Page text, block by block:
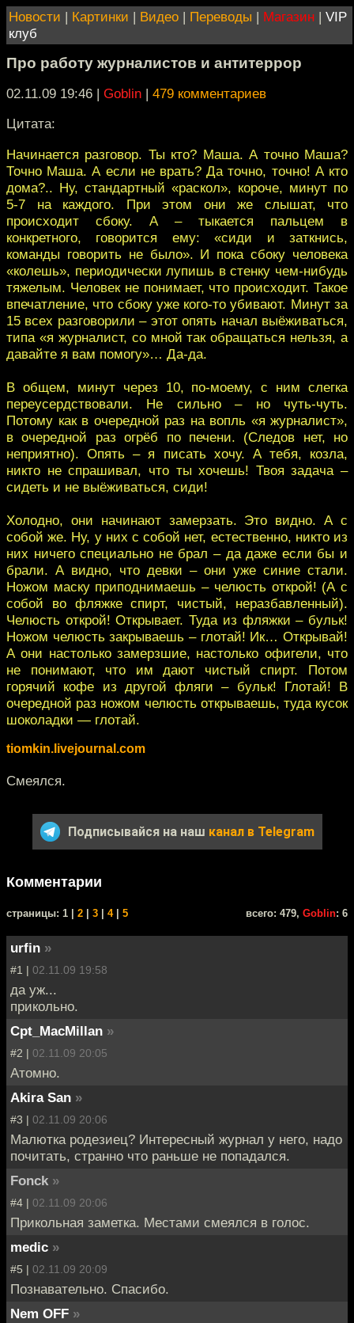
Новости | Картинки | Видео | Переводы | Магазин | VIP
клуб
Про работу журналистов и антитеррор
02.11.09 19:46 | Goblin | 479 комментариев
Цитата:
Начинается разговор. Ты кто? Маша. А точно Маша?
Точно Маша. А если не врать? Да точно, точно! А кто
дома?.. Ну, стандартный «раскол», короче, минут по
5-7 на каждого. При этом они же слышат, что
происходит сбоку. А – тыкается пальцем в
конкретного, говорится ему: «сиди и заткнись,
команды говорить не было». И пока сбоку человека
«колешь», периодически лупишь в стенку чем-нибудь
тяжелым. Человек не понимает, что происходит. Такое
впечатление, что сбоку уже кого-то убивают. Минут за
15 всех разговорили – этот опять начал выёживаться,
типа «я журналист, со мной так обращаться нельзя, а
давайте я вам помогу»… Да-да.
В общем, минут через 10, по-моему, с ним слегка
переусердствовали. Не сильно – но чуть-чуть.
Потому как в очередной раз на вопль «я журналист»,
в очередной раз огрёб по печени. (Следов нет, но
неприятно). Опять – я писать хочу. А тебя, козла,
никто не спрашивал, что ты хочешь! Твоя задача –
сидеть и не выёживаться, сиди!
Холодно, они начинают замерзать. Это видно. А с
собой же. Ну, у них с собой нет, естественно, никто из
них ничего специально не брал – да даже если бы и
брали. А видно, что девки – они уже синие стали.
Ножом маску приподнимаешь – челюсть открой! (А с
собой во фляжке спирт, чистый, неразбавленный).
Челюсть открой! Открывает. Туда из фляжки – бульк!
Ножом челюсть закрываешь – глотай! Ик… Открывай!
А они настолько замерзшие, настолько офигели, что
не понимают, что им дают чистый спирт. Потом
горячий кофе из другой фляги – бульк! Глотай! В
очередной раз ножом челюсть открываешь, туда кусок
шоколадки — глотай.
tiomkin.livejournal.com
Смеялся.
Подписывайся на наш канал в Telegram
Комментарии
cтраницы: 1 | 2 3 4| 5 всего: 479, Goblin: 6
urfin »
#1 | 02.11.09 19:58
да уж...
прикольно.
Cpt_MacMillan »
#2 | 02.11.09 20:05
Атомно.
Akira San »
#3 | 02.11.09 20:06
Малютка родезиец? Интересный журнал у него, надо
почитать, странно что раньше не попадался.
Fonck »
#4 | 02.11.09 20:06
Прикольная заметка. Местами смеялся в голос.
medic »
#5 | 02.11.09 20:09
Познавательно. Спасибо.
Nem OFF »